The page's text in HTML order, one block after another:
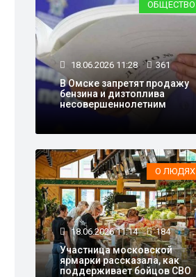
ОБЩЕСТВО
18.06.2026 11:28 361
В Омске запретят продажу
бензина и дизтоплива
несовершеннолетним
О ЛЮДЯХ
18.06.2026 11:14 184
Участница московской
ярмарки рассказала, как
поддерживает бойцов СВО